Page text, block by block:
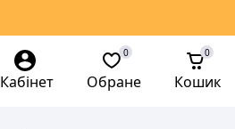
Кабінет Обране
0
Кошик
0